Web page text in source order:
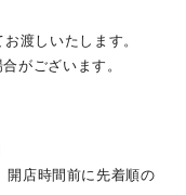
渡しいたします。
がございます。
開店時間前に先着順の